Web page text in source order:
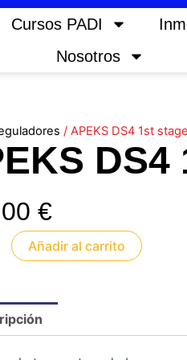
Cursos PADI
Nosotros
/ APEKS DS4 1st
DS4
€
Añadir al carrito